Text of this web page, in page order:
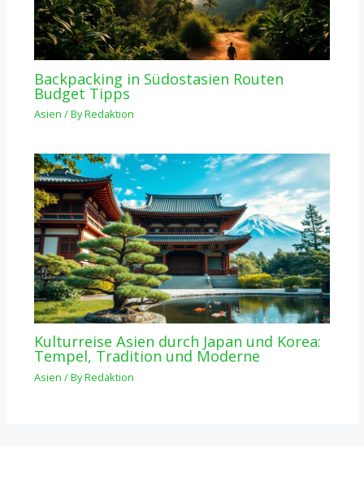
Backpacking in Südostasien Routen
Budget Tipps
Asien / ByRedaktion
Kulturreise Asien durch Japan und Korea:
Tempel, Tradition und Moderne
Asien / ByRedaktion